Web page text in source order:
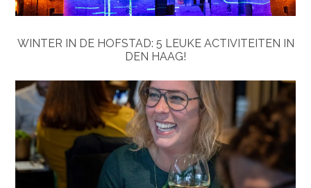
WINTER IN DE HOFSTAD: 5 LEUKE ACTIVITEITEN IN
DEN HAAG!